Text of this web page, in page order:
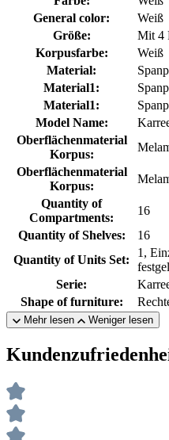
General color:
Weiß
Größe:
Mit 4
Korpusfarbe:
Weiß
Material:
Material1:
Material1:
Model Name:
Oberflächenmaterial
Korpus:
Oberflächenmaterial
Korpus:
Quantity of
Compartments:
16
Quantity of Shelves:
16
Quantity of Units Set:
1,
Serie:
Shape of furniture:
Mehr lesen Weniger lesen